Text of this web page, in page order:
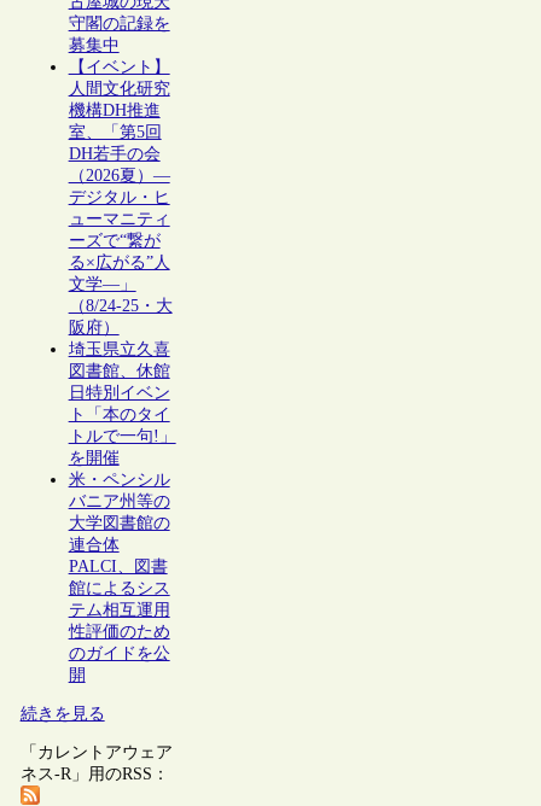
守閣の記録を
募集中
【イベント】
人間文化研究
機構DH推進
室、「第5回
DH若手の会
（2026夏）―
デジタル・ヒ
ューマニティ
ーズで“繋が
る×広がる”人
文学―」
（8/24-25・大
阪府）
埼玉県立久喜
図書館、休館
日特別イベン
ト「本のタイ
トルで一句!」
を開催
米・ペンシル
バニア州等の
大学図書館の
連合体
PALCI、図書
館によるシス
テム相互運用
性評価のため
のガイドを公
開
続きを見る
「カレントアウェア
ネス-R」用のRSS：